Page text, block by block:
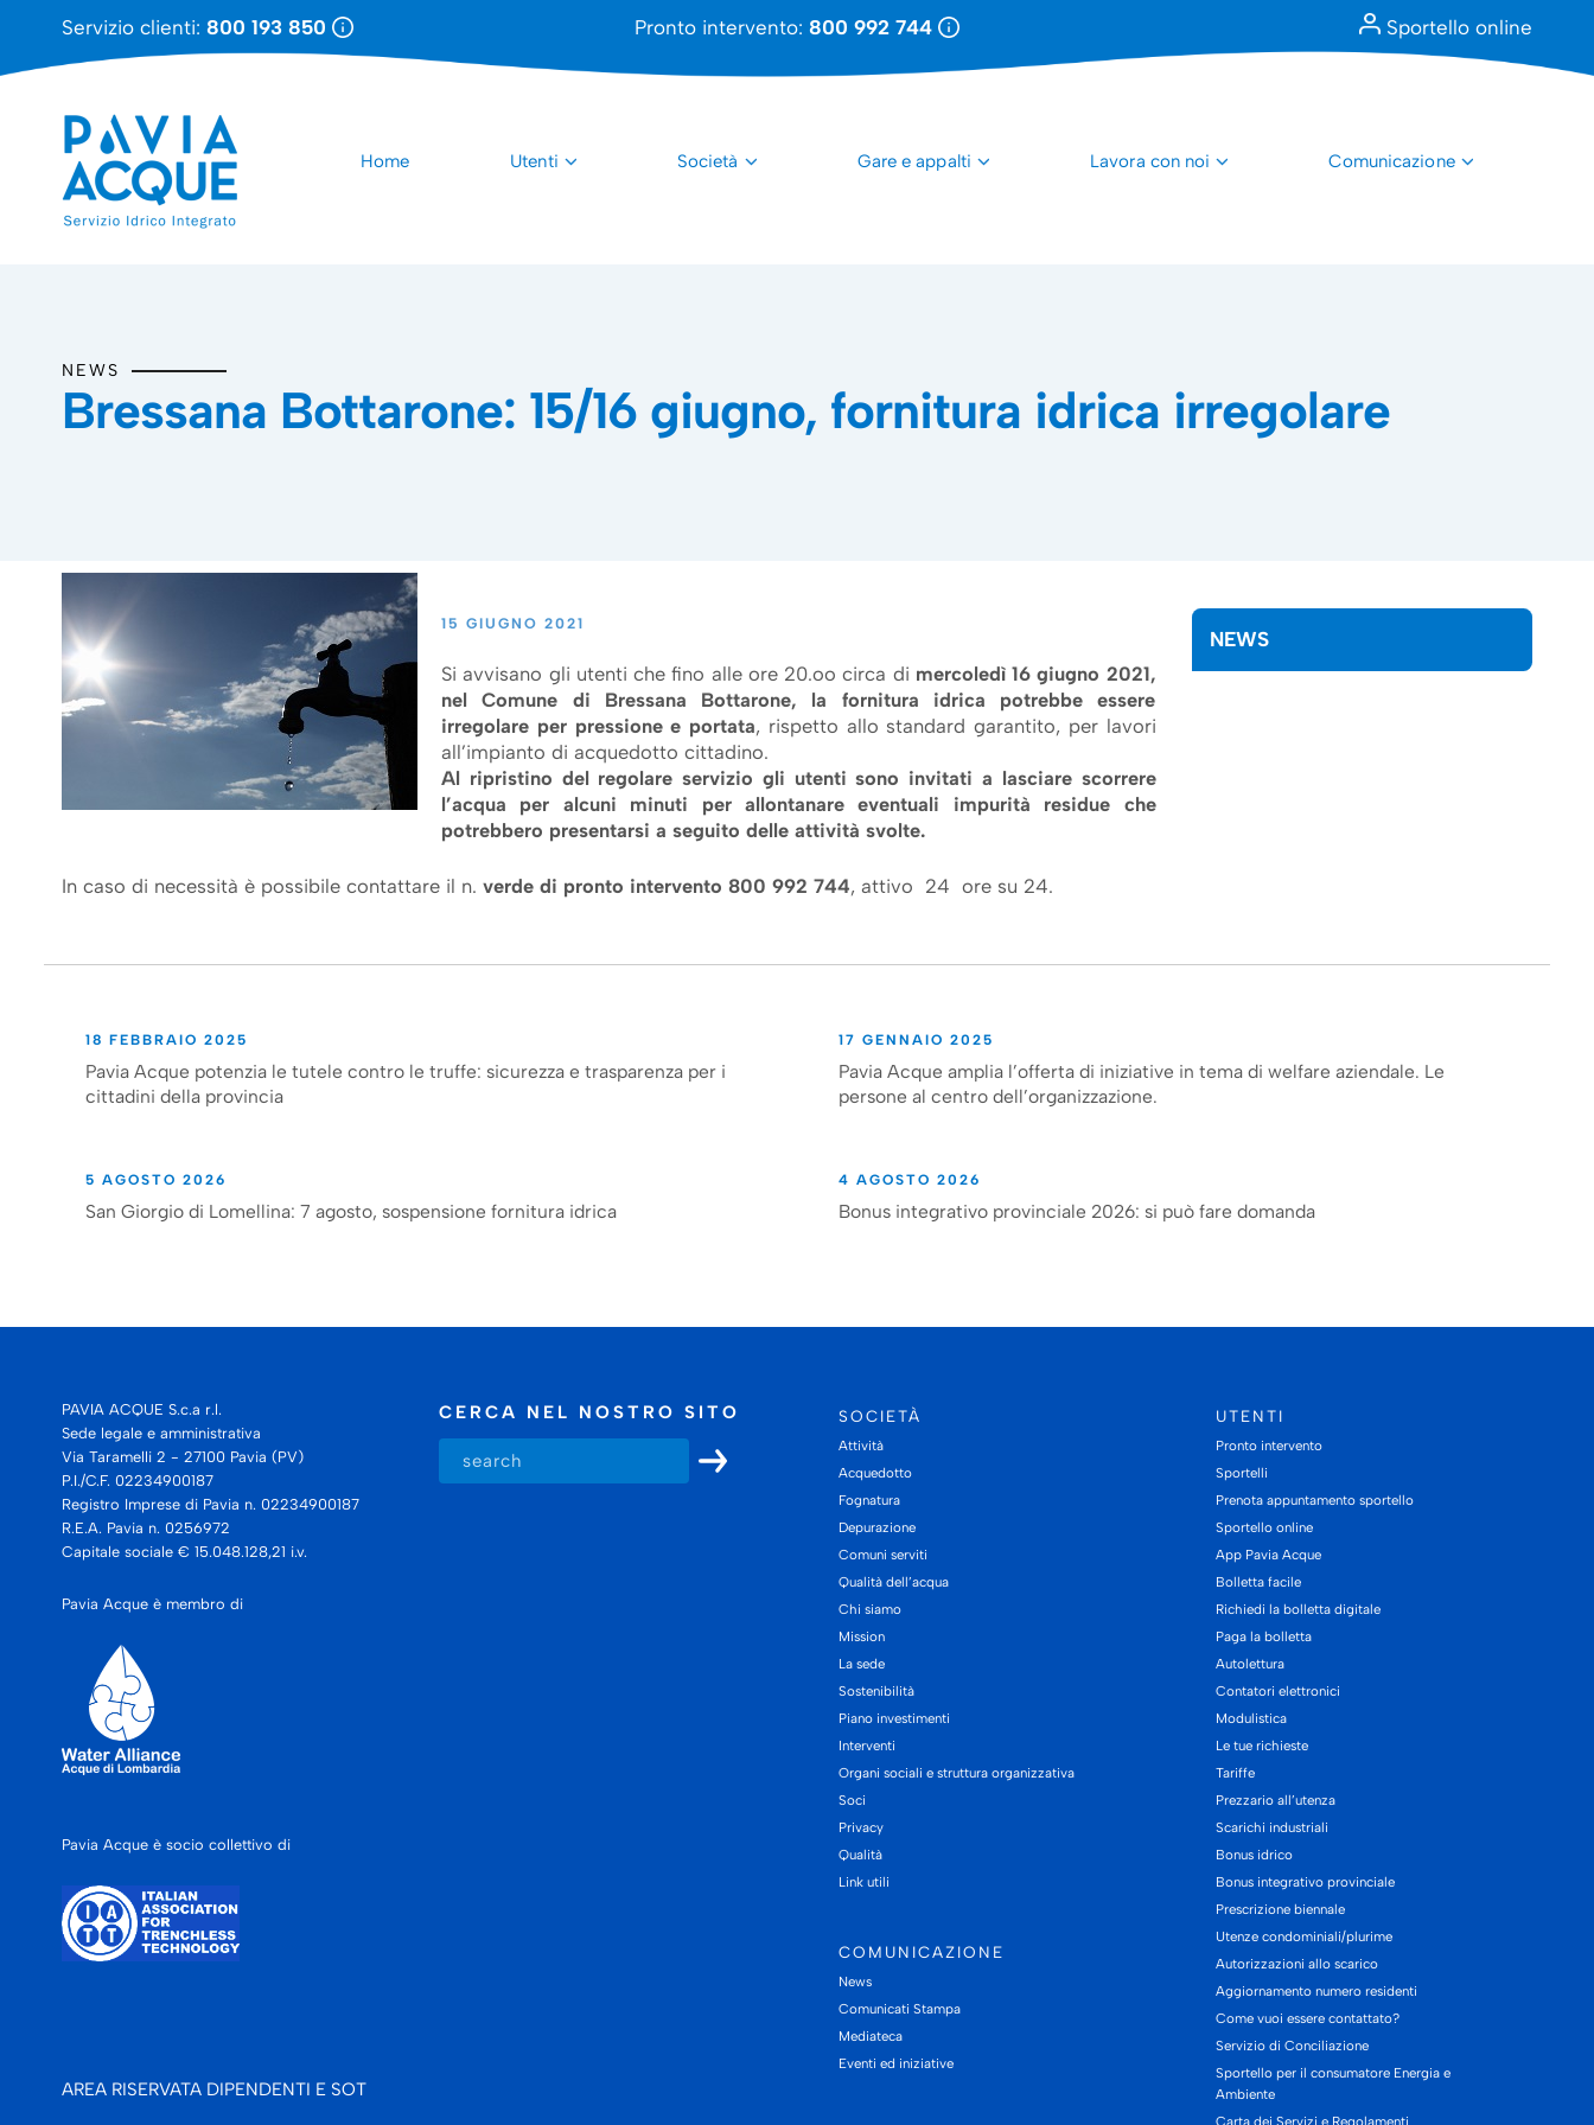
Servizio clienti: 800 193 850 Pronto intervento: 800 992 744 Sportello online
Home Utenti Società Gare e appalti Lavora con noi Comunicazione
NEWS
Bressana Bottarone: 15/16 giugno, fornitura idrica irregolare
15 GIUGNO 2021
Si avvisano gli utenti che fino alle ore 20.oo circa di mercoledì 16 giugno 2021,
nel Comune di Bressana Bottarone, la fornitura idrica potrebbe essere
irregolare per pressione e portata, rispetto allo standard garantito, per lavori
all’impianto di acquedotto cittadino.
Al ripristino del regolare servizio gli utenti sono invitati a lasciare scorrere
l’acqua per alcuni minuti per allontanare eventuali impurità residue che
potrebbero presentarsi a seguito delle attività svolte.
In caso di necessità è possibile contattare il n. verde di pronto intervento 800 992 744, attivo 24 ore su 24.
NEWS
18 FEBBRAIO 2025
Pavia Acque potenzia le tutele contro le truffe: sicurezza e trasparenza per i
cittadini della provincia
17 GENNAIO 2025
Pavia Acque amplia l’offerta di iniziative in tema di welfare aziendale. Le
persone al centro dell’organizzazione.
5 AGOSTO 2026
San Giorgio di Lomellina: 7 agosto, sospensione fornitura idrica
4 AGOSTO 2026
Bonus integrativo provinciale 2026: si può fare domanda
PAVIA ACQUE S.c.a r.l.
Sede legale e amministrativa
Via Taramelli 2 - 27100 Pavia (PV)
P.I./C.F. 02234900187
Registro Imprese di Pavia n. 02234900187
R.E.A. Pavia n. 0256972
Capitale sociale € 15.048.128,21 i.v.
Pavia Acque è membro di
Pavia Acque è socio collettivo di
AREA RISERVATA DIPENDENTI E SOT
CERCA NEL NOSTRO SITO SOCIETÀ
Attività
Acquedotto
Fognatura
Depurazione
Comuni serviti
Qualità dell’acqua
Chi siamo
Mission
La sede
Sostenibilità
Piano investimenti
Interventi
Organi sociali e struttura organizzativa
Soci
Privacy
Qualità
Link utili
COMUNICAZIONE
News
Comunicati Stampa
Mediateca
Eventi ed iniziative
UTENTI
Pronto intervento
Sportelli
Prenota appuntamento sportello
Sportello online
App Pavia Acque
Bolletta facile
Richiedi la bolletta digitale
Paga la bolletta
Autolettura
Contatori elettronici
Modulistica
Le tue richieste
Tariffe
Prezzario all’utenza
Scarichi industriali
Bonus idrico
Bonus integrativo provinciale
Prescrizione biennale
Utenze condominiali/plurime
Autorizzazioni allo scarico
Aggiornamento numero residenti
Come vuoi essere contattato?
Servizio di Conciliazione
Sportello per il consumatore Energia e
Ambiente
Carta dei Servizi e Regolamenti